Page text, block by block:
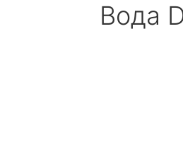
Вода